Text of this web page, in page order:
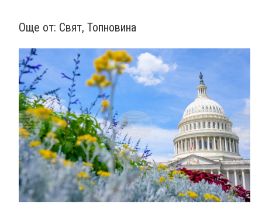
Още от: Свят, Топновина